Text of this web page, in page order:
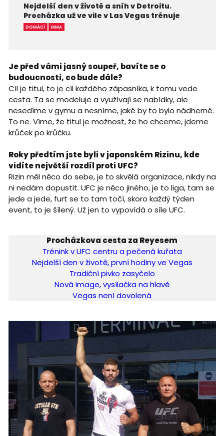
Nejdelší den v životě a sníh v Detroitu.
Procházka už ve vile v Las Vegas trénuje
DOMÁCÍ MMA
Je před vámi jasný soupeř, bavíte se o
budoucnosti, co bude dále?
Cíl je titul, to je cíl každého zápasníka, k tomu vede
cesta. Ta se modeluje a využívají se nabídky, ale
nesedíme v gymu a nesníme, jaké by to bylo nádherné.
To ne. Víme, že titul je možnost, že ho chceme, jdeme
krůček po krůčku.
Roky předtím jste byli v japonském Rizinu, kde
vidíte největší rozdíl proti UFC?
Rizin měl něco do sebe, je to skvělá organizace, nikdy na
ni nedám dopustit. UFC je něco jiného, je to liga, tam se
jede a jede, furt se to tam točí, skoro každý týden
event, to je šílený. Už jen to vypovídá o síle UFC.
Procházkova cesta za Reyesem
Trénink v UFC centru a pečená kuřata
Nejdelší den v životě, první hodiny ve Vegas
Tradiční pivko zasyčelo
Nová image, vysílačka na hlavě
Vegas není dovolená